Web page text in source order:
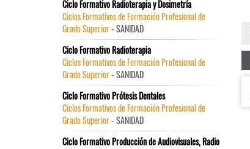
Ciclo Formativo Radioterapia y Dosimetría
Ciclos Formativos de Formación Profesional de
Grado Superior- SANIDAD
Ciclo Formativo Radioterapia
Ciclos Formativos de Formación Profesional de
Grado Superior- SANIDAD
Ciclo Formativo Prótesis Dentales
Ciclos Formativos de Formación Profesional de
Grado Superior- SANIDAD
Ciclo Formativo Producción de Audiovisuales, Radio